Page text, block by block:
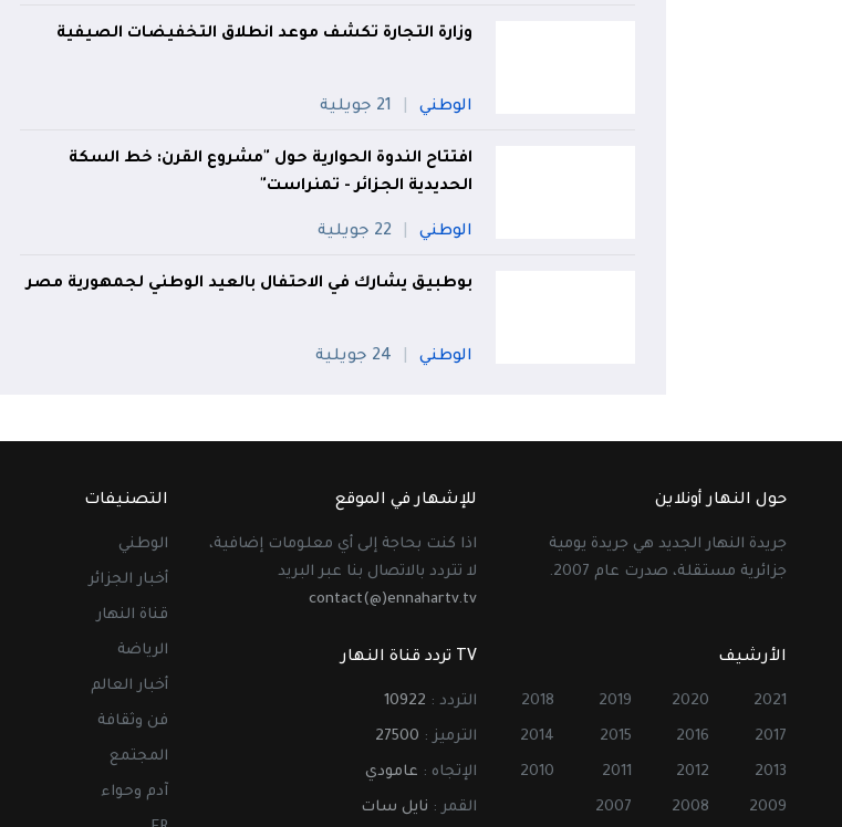
وزارة التجارة تكشف موعد انطلاق التخفيضات الصيفية
الوطني 21 جويلية
افتتاح الندوة الحوارية حول "مشروع القرن: خط السكة
الحديدية الجزائر - تمنراست"
الوطني 22 جويلية
بوطبيق يشارك في الاحتفال بالعيد الوطني لجمهورية مصر
الوطني 24 جويلية
حول النهار أونلاين
جريدة النهار الجديد هي جريدة يومية
جزائرية مستقلة، صدرت عام 2007.
للإشهار في الموقع
اذا كنت بحاجة إلى أي معلومات إضافية،
لا تتردد بالاتصال بنا عبر البريد
contact(@)ennahartv.tv
الأرشيف
2021
2020
2019
2018
2017
2016
2015
2014
2013
2012
2011
2010
2009
2008
2007
TV تردد قناة النهار
التردد : 10922
الترميز : 27500
الإتجاه : عامودي
القمر : نايل سات
التصنيفات
الوطني
أخبار الجزائر
قناة النهار
الرياضة
أخبار العالم
فن وثقافة
المجتمع
آدم وحواء